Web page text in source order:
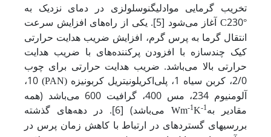
تخریب گرمایی ‌موادلیگنوسلولزی در دمای نزدیک به
°C230 آغاز می
‌شود [5]. یکی از راه‌های افزایش سرعت
انتقال گرما به پرس گرم، افزایش ضریب هدایت حرارتی
کیک چندسازه با افزودن پرکننده‌های با ضریب هدایت
حرارتی بالا می‌باشد. ضریب هدایت حرارتی برای چوب
2/0، کربن سیاه 1، پلی‌اکریلونیتریل کربونیزه‌
(PAN)
10،
آلومنیوم 234، مس 400، گرافیت 600 می‌باشد (همه
مقادیر به‌
Wm-1K-1
می‌باشد) [6]. در دهه‌های گذشته
بررسیهای گسترده­ای در ارتباط با کاهش زمان پرس در